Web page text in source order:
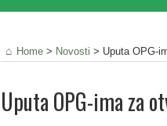
Home > Novosti > Uputa OPG-
Uputa OPG-ima za